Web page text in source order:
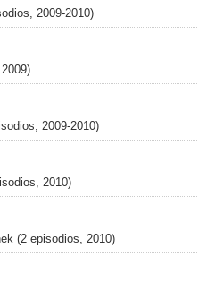
2009-2010)
2009-2010)
2010)
(2 episodios, 2010)